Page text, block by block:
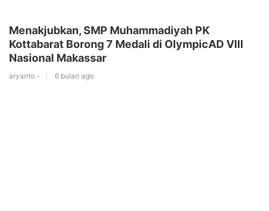
Menakjubkan, SMP Muhammadiyah PK
Kottabarat Borong 7 Medali di OlympicAD VIII
Nasional Makassar
aryanto - 6 bulan ago